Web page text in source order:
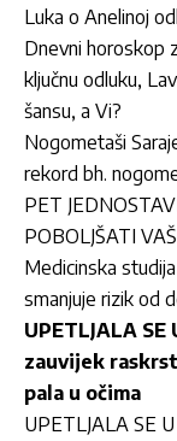
Luka o Anelinoj
Dnevni horoskop
ključnu odluku,
šansu, a Vi?
Nogometaši
rekord bh.
PET
POBOLJŠATI
Medicinska
smanjuje rizik od
UPETLJALA
zauvijek
pala u očima
UPETLJALA SE